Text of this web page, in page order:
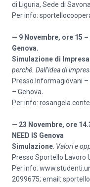
di Liguria, Sede di
Per info:
— 9 Novembre, ore 15
Genova.
Simulazione di Impresa
perché. Dall’idea di
Presso Informagiovani
– Genova.
Per info:
— 23 Novembre, ore
NEED IS Genova
Simulazione Valori e
Presso Sportello Lavoro
Per info:
2099675; email: